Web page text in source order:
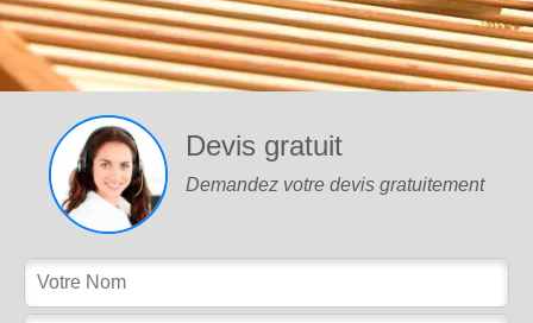
Devis gratuit
Demandez votre devis gratuitement